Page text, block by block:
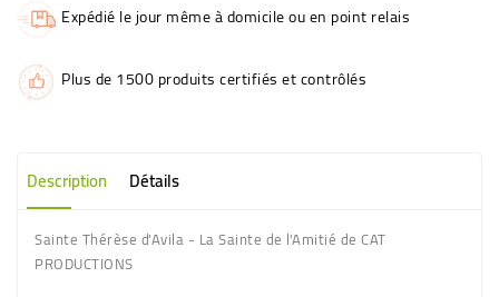
Expédié le jour même à domicile ou en point relais
Plus de 1500 produits certifiés et contrôlés
Description Détails
Sainte Thérèse d'Avila - La Sainte de l'Amitié de CAT
PRODUCTIONS